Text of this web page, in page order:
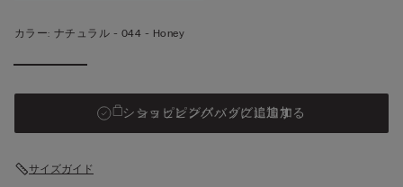
カラー: ナチュラル - 044 - Honey
ショッピングバッグに追加
ショッピングバッグに追加する
サイズガイド